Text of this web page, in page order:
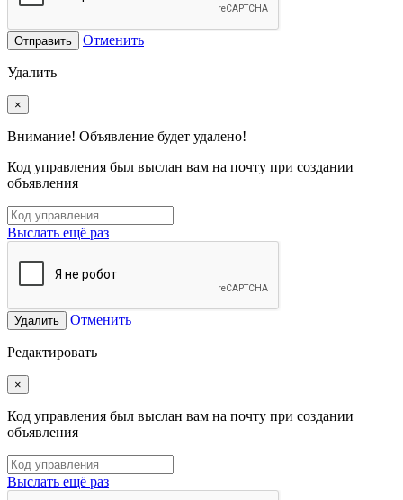
Отправить Отменить
Удалить
×
Внимание! Объявление будет удалено!
Код управления был выслан вам на почту при создании
объявления
Выслать ещё раз
Удалить Отменить
Редактировать
×
Код управления был выслан вам на почту при создании
объявления
Выслать ещё раз